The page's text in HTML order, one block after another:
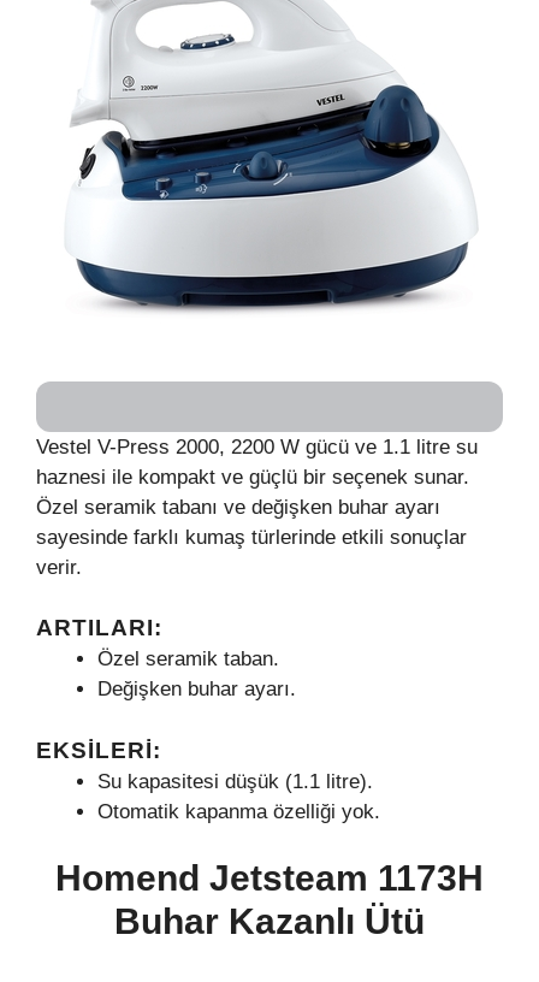
Vestel V-Press 2000, 2200 W gücü ve 1.1 litre su
haznesi ile kompakt ve güçlü bir seçenek sunar.
Özel seramik tabanı ve değişken buhar ayarı
sayesinde farklı kumaş türlerinde etkili sonuçlar
verir.
ARTILARI:
Özel seramik taban.
Değişken buhar ayarı.
EKSILERI:
Su kapasitesi düşük (1.1 litre).
Otomatik kapanma özelliği yok.
Homend Jetsteam 1173H
Buhar Kazanlı Ütü